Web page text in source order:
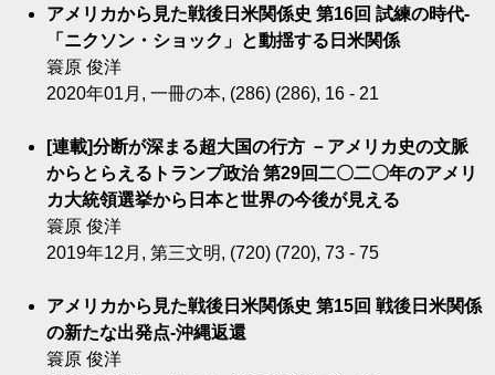
アメリカから見た戦後日米関係史 第16回 試練の時代-
「ニクソン・ショック」と動揺する日米関係
簑原 俊洋
2020年01月, 一冊の本, (286) (286), 16 - 21
[連載]分断が深まる超大国の行方 －アメリカ史の文脈
からとらえるトランプ政治 第29回二〇二〇年のアメリ
カ大統領選挙から日本と世界の今後が見える
簑原 俊洋
2019年12月, 第三文明, (720) (720), 73 - 75
アメリカから見た戦後日米関係史 第15回 戦後日米関係
の新たな出発点-沖縄返還
簑原 俊洋